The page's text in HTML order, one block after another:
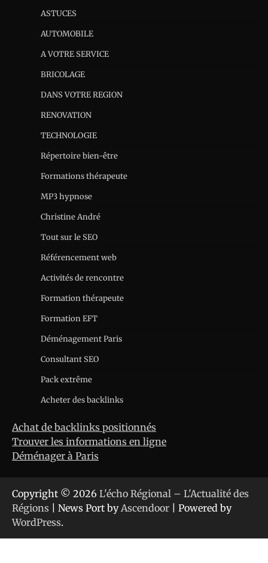
ASTUCES
AUTOMOBILE
A VOTRE SERVICE
BRICOLAGE
DANS VOTRE REGION
RENOVATION
TECHNOLOGIE
Répertoire bien-être
Formations thérapeute
MP3 hypnose
Christine André
Tout sur le SEO
Référencement web
Activités de rencontre
Formation thérapeute
Formation EFT
Déménagement Paris
Consultant SEO
Pack extrême
Acheter des backlinks
Achat de backlinks positionnés
Trouver les informations en ligne
Déménager à Paris
Copyright © 2026 L'écho Régional – L'Actualité des
Régions | News Port byAscendoor | Powered by
WordPress.